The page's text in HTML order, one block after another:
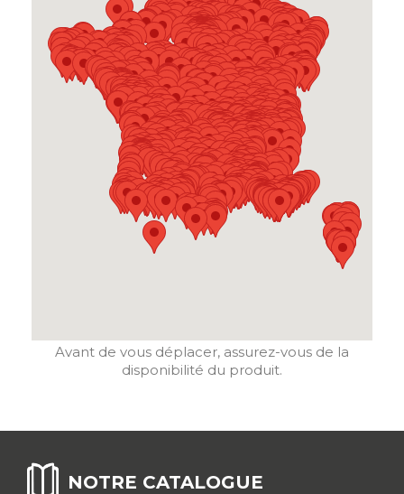
Avant de vous déplacer, assurez-vous de la
disponibilité du produit.
NOTRE CATALOGUE